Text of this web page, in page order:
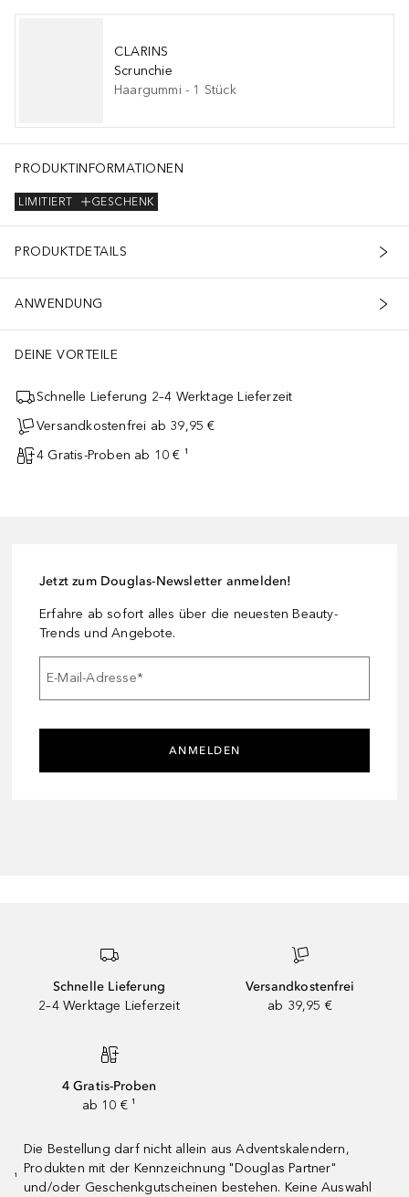
CLARINS
Scrunchie
Haargummi- 1 Stück
PRODUKTINFORMATIONEN
GESCHENK
LIMITIERT
PRODUKTDETAILS
ANWENDUNG
DEINE VORTEILE
Schnelle Lieferung 2–4 Werktage Lieferzeit
Versandkostenfrei ab 39,95 €
4 Gratis-Proben ab 10 € ¹
Jetzt zum Douglas-Newsletter anmelden!
Erfahre ab sofort alles über die neuesten Beauty-
Trends und Angebote.
E-Mail-Adresse*
ANMELDEN
Schnelle Lieferung
2–4 Werktage Lieferzeit
Versandkostenfrei
ab 39,95 €
4 Gratis-Proben
ab 10 € ¹
¹
Die Bestellung darf nicht allein aus Adventskalendern,
Produkten mit der Kennzeichnung "Douglas Partner"
und/oder Geschenkgutscheinen bestehen. Keine Auswahl